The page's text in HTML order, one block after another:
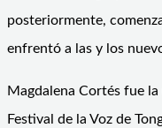
posteriormente,
enfrentó a las y los
Magdalena Cortés fue
Festival de la Voz de